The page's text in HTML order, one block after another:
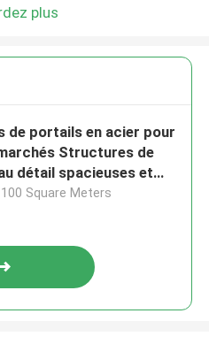
plus
de portails en acier pour
Structures de
détail spacieuses et
100 Square Meters